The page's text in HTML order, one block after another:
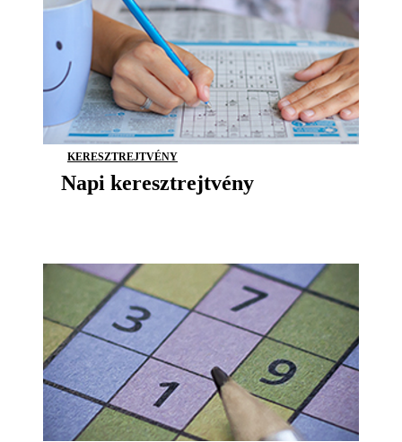
KERESZTREJTVÉNY
Napi keresztrejtvény